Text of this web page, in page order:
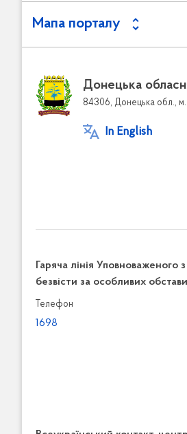
Мапа порталу
Донецька
84306, Донецька обл.,
In English
Гаряча лінія Уповноваженого
безвісти за особливих
Телефон
1698